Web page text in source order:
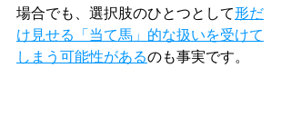
場合でも、選択肢のひとつとして形だ
け見せる「当て馬」的な扱いを受けて
しまう可能性があるのも事実です。